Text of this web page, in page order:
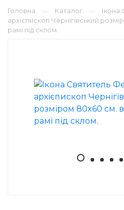
Головна — Каталог —
Ікона
архієпископ Чернігівський
рамі під склом.